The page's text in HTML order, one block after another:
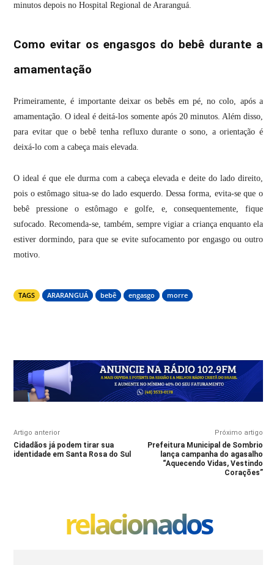
minutos depois no Hospital Regional de Araranguá.
Como evitar os engasgos do bebê durante a
amamentação
Primeiramente, é importante deixar os bebês em pé, no colo, após a
amamentação. O ideal é deitá-los somente após 20 minutos. Além disso,
para evitar que o bebê tenha refluxo durante o sono, a orientação é
deixá-lo com a cabeça mais elevada.
O ideal é que ele durma com a cabeça elevada e deite do lado direito,
pois o estômago situa-se do lado esquerdo. Dessa forma, evita-se que o
bebê pressione o estômago e golfe, e, consequentemente, fique
sufocado. Recomenda-se, também, sempre vigiar a criança enquanto ela
estiver dormindo, para que se evite sufocamento por engasgo ou outro
motivo.
TAGS ARARANGUÁ bebê engasgo morre
Artigo anterior
Cidadãos já podem tirar sua
identidade em Santa Rosa do Sul
Próximo artigo
Prefeitura Municipal de Sombrio
lança campanha do agasalho
“Aquecendo Vidas, Vestindo
Corações”
relacionados